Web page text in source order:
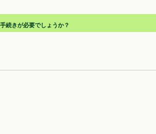
続きが必要でしょうか？